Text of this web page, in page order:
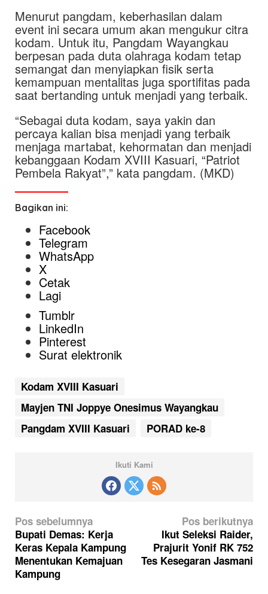
Menurut pangdam, keberhasilan dalam
event ini secara umum akan mengukur citra
kodam. Untuk itu, Pangdam Wayangkau
berpesan pada duta olahraga kodam tetap
semangat dan menyiapkan fisik serta
kemampuan mentalitas juga sportifitas pada
saat bertanding untuk menjadi yang terbaik.
“Sebagai duta kodam, saya yakin dan
percaya kalian bisa menjadi yang terbaik
menjaga martabat, kehormatan dan menjadi
kebanggaan Kodam XVIII Kasuari, “Patriot
Pembela Rakyat”,” kata pangdam. (MKD)
Bagikan ini:
Facebook
Telegram
WhatsApp
X
Cetak
Lagi
Tumblr
LinkedIn
Pinterest
Surat elektronik
Kodam XVIII Kasuari
Mayjen TNI Joppye Onesimus Wayangkau
Pangdam XVIII Kasuari
PORAD ke-8
Ikuti Kami
N
a
v
i
Pos sebelumnya
Bupati Demas: Kerja
Keras Kepala Kampung
Menentukan Kemajuan
Kampung
Pos berikutnya
Ikut Seleksi Raider,
Prajurit Yonif RK 752
Tes Kesegaran Jasmani